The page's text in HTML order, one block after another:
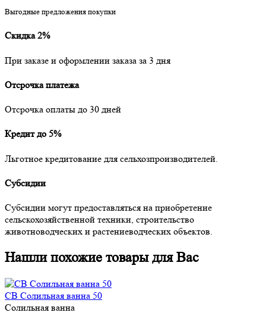
Выгодные предложения покупки
Скидка 2%
При заказе и оформлении заказа за 3 дня
Отсрочка платежа
Отсрочка оплаты до 30 дней
Кредит до 5%
Льготное кредитование для сельхозпроизводителей.
Субсидии
Субсидии могут предоставляться на приобретение
сельскохозяйственной техники, строительство
животноводческих и растениеводческих объектов.
Нашли похожие товары для Вас
СВ Солильная ванна 50
Солильная ванна